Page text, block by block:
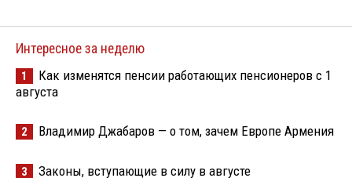
Интересное за неделю
1
Как изменятся пенсии работающих пенсионеров с 1
августа
2 Владимир Джабаров — о том, зачем Европе Армения
3 Законы, вступающие в силу в августе